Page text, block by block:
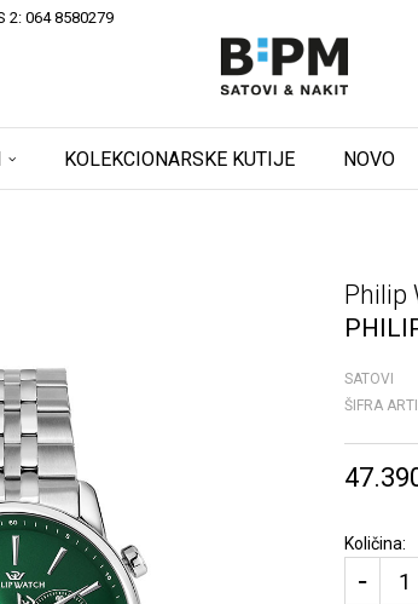
2: 064 8580279
KOLEKCIONARSKE KUTIJE NOVO
Philip
SATOVI
ŠIFRA
Količina: